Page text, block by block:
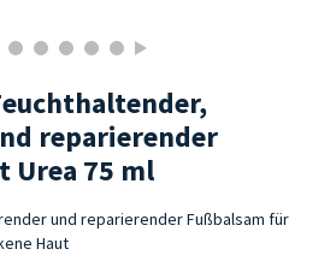
reparierender
Urea 75 ml
und reparierender Fußbalsam für
Haut